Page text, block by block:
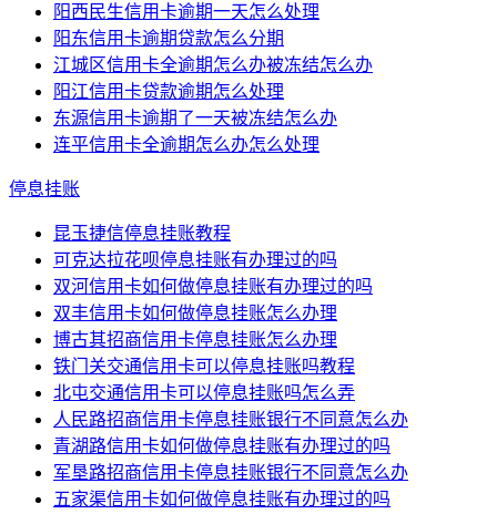
阳西民生信用卡逾期一天怎么处理
阳东信用卡逾期贷款怎么分期
江城区信用卡全逾期怎么办被冻结怎么办
阳江信用卡贷款逾期怎么处理
东源信用卡逾期了一天被冻结怎么办
连平信用卡全逾期怎么办怎么处理
停息挂账
昆玉捷信停息挂账教程
可克达拉花呗停息挂账有办理过的吗
双河信用卡如何做停息挂账有办理过的吗
双丰信用卡如何做停息挂账怎么办理
博古其招商信用卡停息挂账怎么办理
铁门关交通信用卡可以停息挂账吗教程
北屯交通信用卡可以停息挂账吗怎么弄
人民路招商信用卡停息挂账银行不同意怎么办
青湖路信用卡如何做停息挂账有办理过的吗
军垦路招商信用卡停息挂账银行不同意怎么办
五家渠信用卡如何做停息挂账有办理过的吗